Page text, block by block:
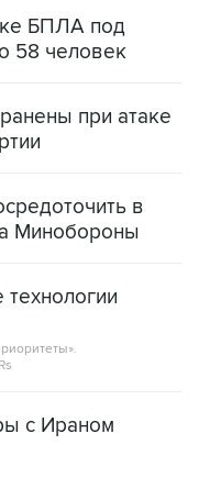
БПЛА под
58 человек
при атаке
в
Минобороны
с Ираном